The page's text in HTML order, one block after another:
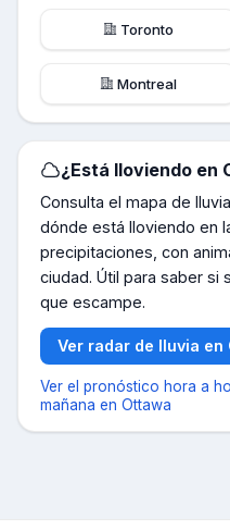
Toronto
Montreal
¿Está lloviendo en
Consulta el mapa de
dónde está lloviendo en
precipitaciones, con
ciudad. Útil para saber si
que escampe.
Ver radar de lluvia en
Ver el pronóstico hora a
mañana en Ottawa